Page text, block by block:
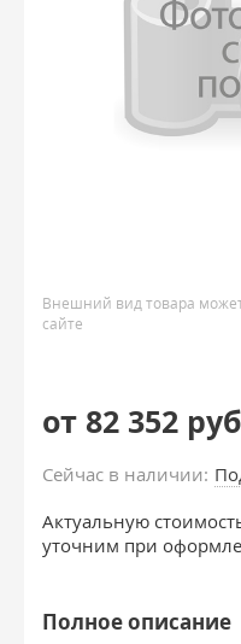
Внешний вид товара
сайте
от 82 352
Сейчас в наличии:
Актуальную
уточним при
Полное описание